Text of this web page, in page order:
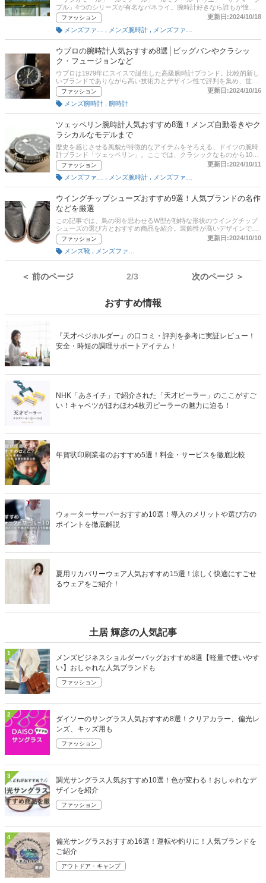
ブル」4つのシリーズが有名なパネライ。腕時計好きなら誰もが憧れ
るアイテムではないでしょうか？ここでは、元『monoマガジン』編集
長の土居輝彦さんと編集部が選んだパネライのおすすめと選び方のポ
イントについてご紹介します。後半には通販サイトの最新人気ランキ
ングもありますので、売れ筋や口コミも参考にしてみてください。
ファッション
更新日:2024/10/18
メンズ腕時計
ウブロの腕時計人気おすすめ8選│ビッグバンやクラシッ
ク・フュージョンなど
ウブロは1979年にスイスで誕生した高級腕時計ブランド。比較的新し
いブランドでありながら高い技術力とデザイン性で評判を集め、世界
的に人気を獲得しています。ラバーと金属を融合させる自由かつ大胆
な発想、自社で素材を開発するこだわり、斬新なデザイン、刺激的な
コラボレーションなど、独自の活動を展開しています。この記事で
は、元『monoマガジン』編集長・土居輝彦さんと編集部が厳選したウ
ブロの腕時計のおすすめと選び方を紹介します。ビッグバンやクラシ
ックフュージョンなど比較的安いモデルもピックアップしているので
ご参考に！後半には、比較一覧表や通販サイトの最新人気ランキング
もあるので、売れ筋や口コミとあわせてチェックしてみてください。
ファッション
更新日:2024/10/16
メンズ腕時計
腕時計
ツェッペリン腕時計人気おすすめ8選！メンズ自動巻きやク
ラシカルなモデルまで
歴史を感じさせる風貌が特徴的なアイテムをそろえる、ドイツの腕時
計ブランド「ツェッペリン」。ここでは、クラシックなものから100
周年を記念したモデルなど、モデルツェッペリンの腕時計の選び方と
おすすめ商品を編集者／プロダクトコンセプターの土居輝彦さんに教
えてもらいます。通販サイトの最新人気ランキングのリンクがあるの
で、売れ筋や口コミを確認してみよう。
ファッション
更新日:2024/10/11
メンズ腕時計
ウイングチップシューズおすすめ9選！人気ブランドの名作
などを厳選
この記事では、鳥の羽を思わせるW型が独特な形状のウイングチップ
シューズの選び方とおすすめ商品を紹介。装飾性が高いデザインでフ
ォーマルには向きませんが、カジュアルコーデやビジネスシーンで重
宝します。リーガルやドクターマーチン、チャーチ、コールハーンな
どが有名です。メンズだけでなくレディースにもぴったりなアイテム
はありますよ。後半には、比較一覧表や通販サイトの最新人気ランキ
い。
ファッション
更新日:2024/10/10
メンズ靴
＜ 前のページ 2/3 次のページ ＞
おすすめ情報
『天才ベジホルダー』の口コミ・評判を参考に実証レビュー！
安全・時短の調理サポートアイテム！
NHK「あさイチ」で紹介された「天才ピーラー」のここがすご
い！キャベツがほわほわ4枚刃ピーラーの魅力に迫る！
年賀状印刷業者のおすすめ5選！料金・サービスを徹底比較
ウォーターサーバーおすすめ10選！導入のメリットや選び方の
ポイントを徹底解説
夏用リカバリーウェア人気おすすめ15選！涼しく快適にすごせ
るウェアをご紹介！
土居 輝彦の人気記事
1
メンズビジネスショルダーバッグおすすめ8選【軽量で使いやす
い】おしゃれな人気ブランドも
ファッション
2
ダイソーのサングラス人気おすすめ8選！クリアカラー、偏光レ
ンズ、キッズ用も
ファッション
3
調光サングラス人気おすすめ10選！色が変わる！おしゃれなデ
ザインを紹介
ファッション
4
偏光サングラスおすすめ16選！運転や釣りに！人気ブランドを
ご紹介
アウトドア・キャンプ